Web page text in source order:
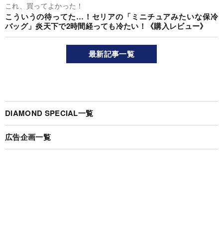
これ、買ってよかった！
こういうの待ってた…！セリアの「ミニチュアみたいな保冷
バッグ」炎天下で2時間経っても冷たい！《購入レビュー》
最新記事一覧
DIAMOND SPECIAL一覧
広告企画一覧